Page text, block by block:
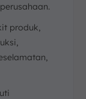
produk,